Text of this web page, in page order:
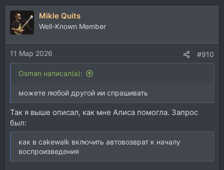
а
и
и
:
Mikle Quits
Well-Known Member
11 Мар 2026 #910
Osman написал(а):
можете любой другой ии спрашивать
Так я выше описал, как мне Алиса помогла. Запрос
был:
как в cakewalk включить автовозврат к началу
воспроизведения